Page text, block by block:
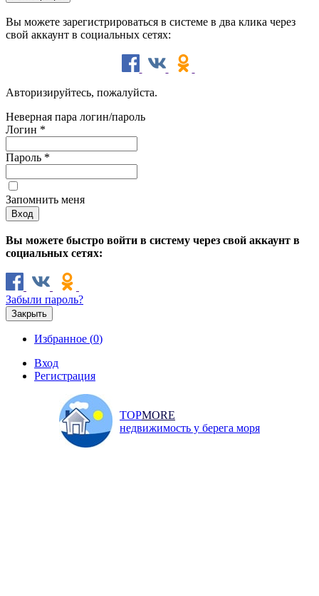
Вы можете зарегистрироваться в системе в два клика через
свой аккаунт в социальных сетях:
Авторизируйтесь, пожалуйста.
Неверная пара логин/пароль
Логин *
Пароль *
Запомнить меня
Вы можете быстро войти в систему через свой аккаунт в
социальных сетях:
Забыли пароль?
Закрыть
Избранное (0)
Вход
Регистрация
TOPMORE
недвижимость у берега моря